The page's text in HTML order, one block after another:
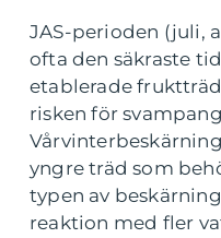
JAS-perioden (juli,
ofta den säkraste
etablerade
risken för
yngre träd som
typen av
reaktion med fler